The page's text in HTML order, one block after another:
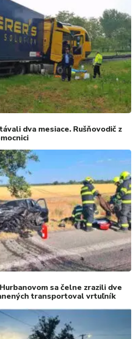
dva mesiace. Rušňovodič z
sa čelne zrazili dve
transportoval vrtuľník